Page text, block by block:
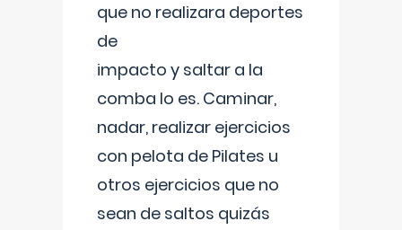
que no realizara deportes
de
impacto y saltar a la
comba lo es. Caminar,
nadar, realizar ejercicios
con pelota de Pilates u
otros ejercicios que no
sean de saltos quizás